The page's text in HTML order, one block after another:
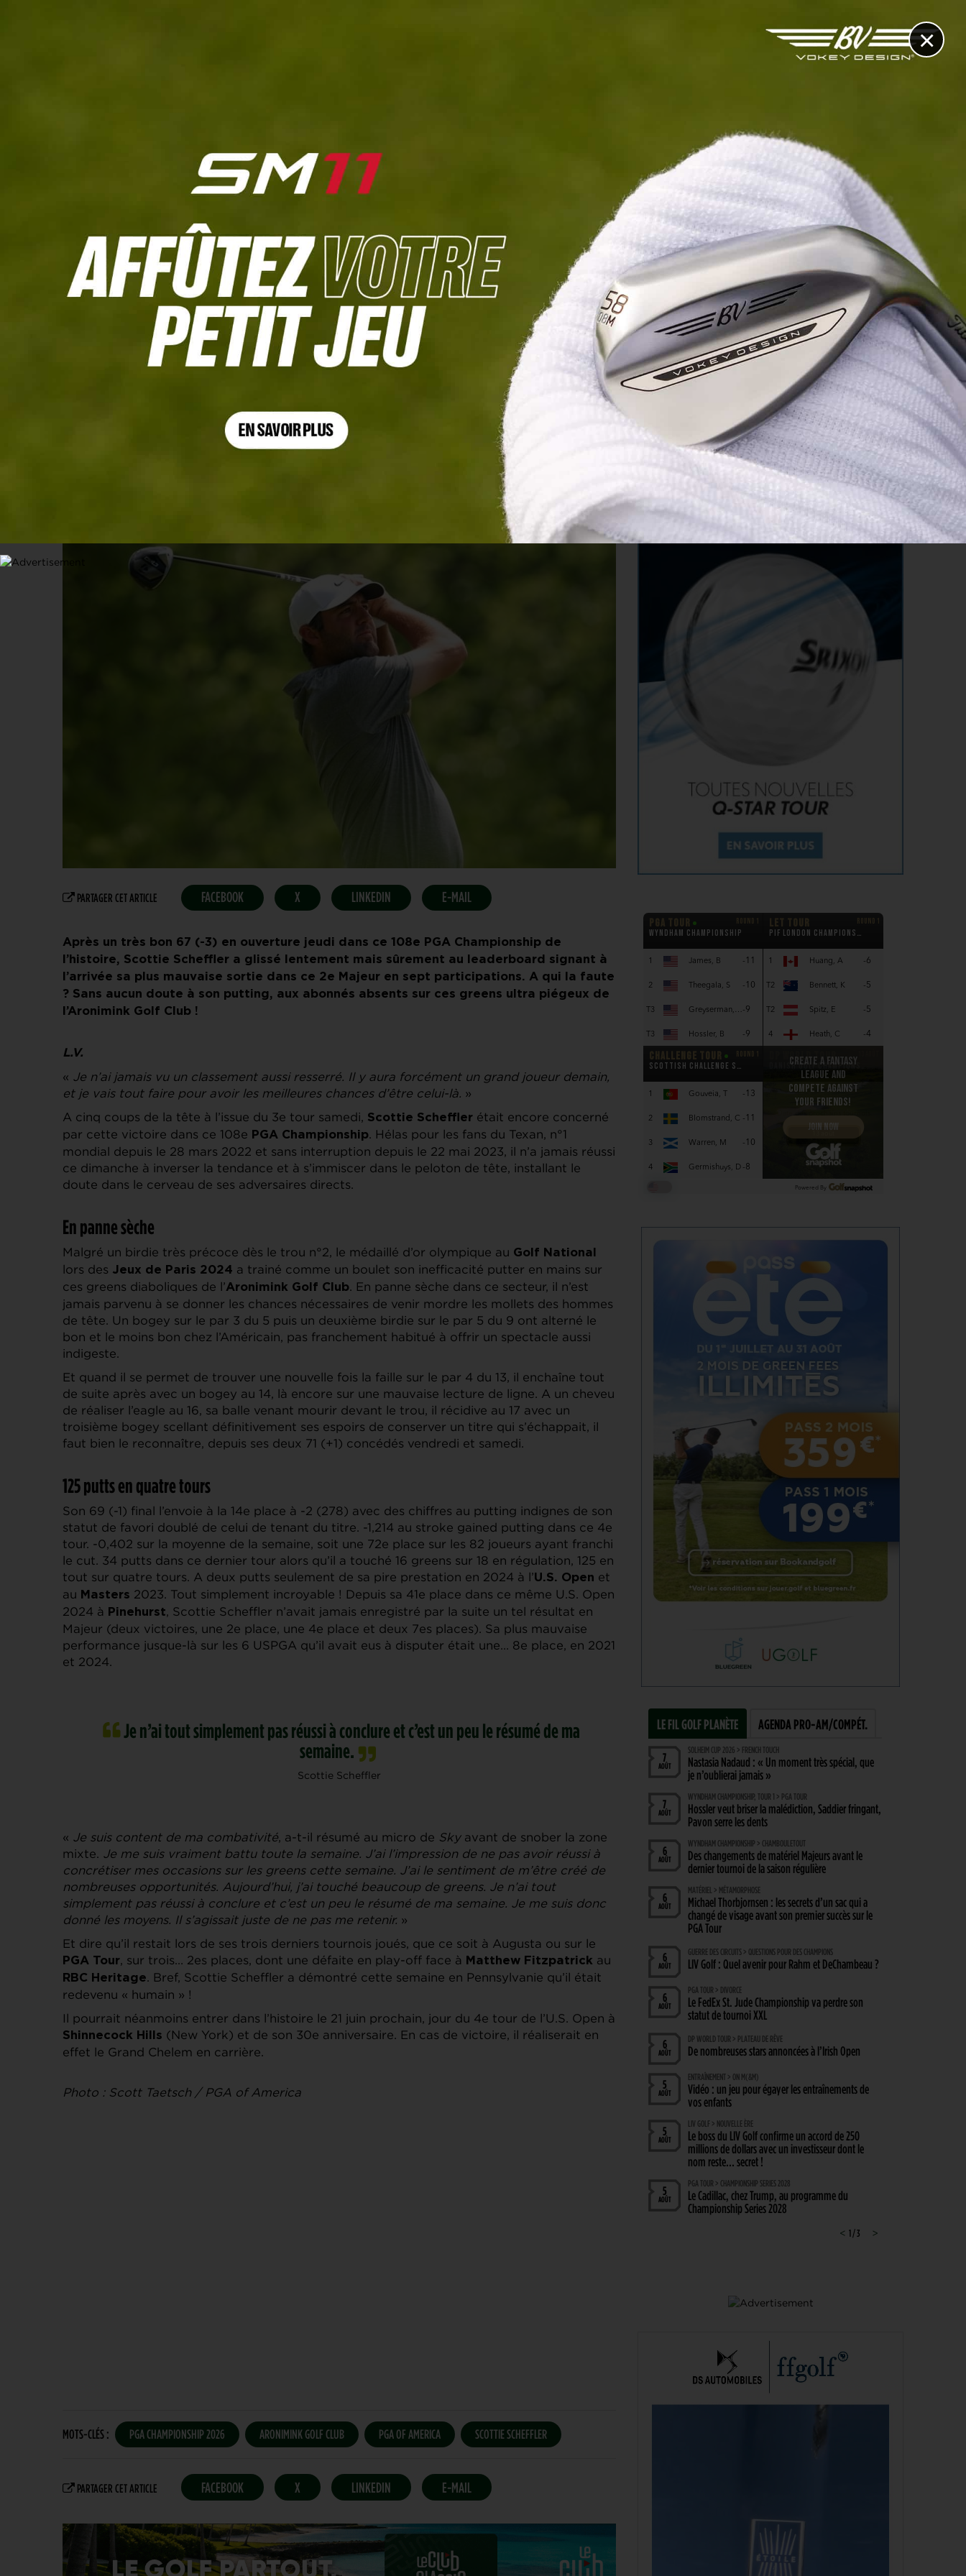
×
Scottie Scheffler réduit au rôle de figurant
PARTAGER CET ARTICLE FACEBOOK X LINKEDIN E-MAIL
Après un très bon 67 (-3) en ouverture jeudi dans ce 108e PGA Championship de
l’histoire, Scottie Scheffler a glissé lentement mais sûrement au leaderboard signant à
l’arrivée sa plus mauvaise sortie dans ce 2e Majeur en sept participations. A qui la faute
? Sans aucun doute à son putting, aux abonnés absents sur ces greens ultra piégeux de
l’Aronimink Golf Club !
L.V.
« Je n’ai jamais vu un classement aussi resserré. Il y aura forcément un grand joueur demain,
et je vais tout faire pour avoir les meilleures chances d’être celui-là. »
A cinq coups de la tête à l’issue du 3e tour samedi, Scottie Scheffler était encore concerné
par cette victoire dans ce 108e PGA Championship. Hélas pour les fans du Texan, n°1
mondial depuis le 28 mars 2022 et sans interruption depuis le 22 mai 2023, il n’a jamais réussi
ce dimanche à inverser la tendance et à s’immiscer dans le peloton de tête, installant le
doute dans le cerveau de ses adversaires directs.
En panne sèche
Malgré un birdie très précoce dès le trou n°2, le médaillé d’or olympique au Golf National
lors des Jeux de Paris 2024 a trainé comme un boulet son inefficacité putter en mains sur
ces greens diaboliques de l’Aronimink Golf Club. En panne sèche dans ce secteur, il n’est
jamais parvenu à se donner les chances nécessaires de venir mordre les mollets des hommes
de tête. Un bogey sur le par 3 du 5 puis un deuxième birdie sur le par 5 du 9 ont alterné le
bon et le moins bon chez l’Américain, pas franchement habitué à offrir un spectacle aussi
indigeste.
Et quand il se permet de trouver une nouvelle fois la faille sur le par 4 du 13, il enchaîne tout
de suite après avec un bogey au 14, là encore sur une mauvaise lecture de ligne. A un cheveu
de réaliser l’eagle au 16, sa balle venant mourir devant le trou, il récidive au 17 avec un
troisième bogey scellant définitivement ses espoirs de conserver un titre qui s’échappait, il
faut bien le reconnaître, depuis ses deux 71 (+1) concédés vendredi et samedi.
125 putts en quatre tours
Son 69 (-1) final l’envoie à la 14e place à -2 (278) avec des chiffres au putting indignes de son
statut de favori doublé de celui de tenant du titre. -1,214 au stroke gained putting dans ce 4e
tour. -0,402 sur la moyenne de la semaine, soit une 72e place sur les 82 joueurs ayant franchi
le cut. 34 putts dans ce dernier tour alors qu’il a touché 16 greens sur 18 en régulation, 125 en
tout sur quatre tours. A deux putts seulement de sa pire prestation en 2024 à l’U.S. Open et
au Masters 2023. Tout simplement incroyable ! Depuis sa 41e place dans ce même U.S. Open
2024 à
Pinehurst, Scottie Scheffler n’avait jamais enregistré par la suite un tel résultat en
Majeur (deux victoires, une 2e place, une 4e place et deux 7es places). Sa plus mauvaise
performance jusque-là sur les 6 USPGA qu’il avait eus à disputer était une… 8e place, en 2021
et 2024.
Je n’ai tout simplement pas réussi à conclure et c’est un peu le résumé de ma
semaine.
Scottie Scheffler
« Je suis content de ma combativité, a-t-il résumé au micro de Sky avant de snober la zone
mixte. Je me suis vraiment battu toute la semaine. J’ai l’impression de ne pas avoir réussi à
concrétiser mes occasions sur les greens cette semaine. J’ai le sentiment de m’être créé de
nombreuses opportunités. Aujourd’hui, j’ai touché beaucoup de greens. Je n’ai tout
simplement pas réussi à conclure et c’est un peu le résumé de ma semaine. Je me suis donc
donné les moyens. Il s’agissait juste de ne pas me retenir. »
Et dire qu’il restait lors de ses trois derniers tournois joués, que ce soit à Augusta ou sur le
PGA Tour, sur trois… 2es places, dont une défaite en play-off face à Matthew Fitzpatrick au
RBC Heritage. Bref, Scottie Scheffler a démontré cette semaine en Pennsylvanie qu’il était
redevenu « humain » !
Il pourrait néanmoins entrer dans l’histoire le 21 juin prochain, jour du 4e tour de l’U.S. Open à
Shinnecock Hills (New York) et de son 30e anniversaire. En cas de victoire, il réaliserait en
effet le Grand Chelem en carrière.
Photo : Scott Taetsch / PGA of America
MOTS-CLÉS : PGA CHAMPIONSHIP 2026 ARONIMINK GOLF CLUB PGA OF AMERICA SCOTTIE SCHEFFLER
PARTAGER CET ARTICLE FACEBOOK X LINKEDIN E-MAIL
LE FIL GOLF PLANÈTE AGENDA PRO-AM/COMPÉT.
7
AOÛT
SOLHEIM CUP 2026 > FRENCH TOUCH
Nastasia Nadaud : « Un moment très spécial, que
je n’oublierai jamais »
7
AOÛT
WYNDHAM CHAMPIONSHIP, TOUR 1 > PGA TOUR
Hossler veut briser la malédiction, Saddier fringant,
Pavon serre les dents
6
AOÛT
WYNDHAM CHAMPIONSHIP > CHAMBOULETOUT
Des changements de matériel Majeurs avant le
dernier tournoi de la saison régulière
6
AOÛT
MATÉRIEL > MÉTAMORPHOSE
Michael Thorbjornsen : les secrets d’un sac qui a
changé de visage avant son premier succès sur le
PGA Tour
6
AOÛT
GUERRE DES CIRCUITS > QUESTIONS POUR DES CHAMPIONS
LIV Golf : Quel avenir pour Rahm et DeChambeau ?
6
AOÛT
PGA TOUR > DIVORCE
Le FedEx St. Jude Championship va perdre son
statut de tournoi XXL
6
AOÛT
DP WORLD TOUR > PLATEAU DE RÊVE
De nombreuses stars annoncées à l’Irish Open
5
AOÛT
ENTRAÎNEMENT > ON M(&M)
Vidéo : un jeu pour égayer les entraînements de
vos enfants
5
AOÛT
LIV GOLF > NOUVELLE ÈRE
Le boss du LIV Golf confirme un accord de 250
millions de dollars avec un investisseur dont le
nom reste… secret !
5
AOÛT
PGA TOUR > CHAMPIONSHIP SERIES 2028
Le Cadillac, chez Trump, au programme du
Championship Series 2028
prochaine Ryder Cup ?
d’excellence, d’innovation et de transmission
PGA TOUR > ENJEUX
Fin de saison du PGA Tour : Mode d’emploi
Angel Yin et Jennifer Kupcho rejoignent Nelly
Korda dans la liste des qualifiées pour la Solheim
< >
1 / 3